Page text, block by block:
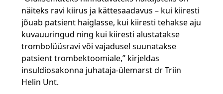
näiteks ravi kiirus ja kättesaadavus – kui kiiresti
jõuab patsient haiglasse, kui kiiresti tehakse aju
kuvauuringud ning kui kiiresti alustatakse
trombolüüsravi või vajadusel suunatakse
patsient trombektoomiale,” kirjeldas
insuldiosakonna juhataja-ülemarst dr Triin
Helin Unt.